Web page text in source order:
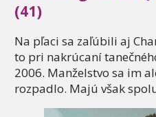
(41)
Na pľaci sa zaľúbili aj
to pri nakrúcaní
2006. Manželstvo sa im
rozpadlo. Majú však